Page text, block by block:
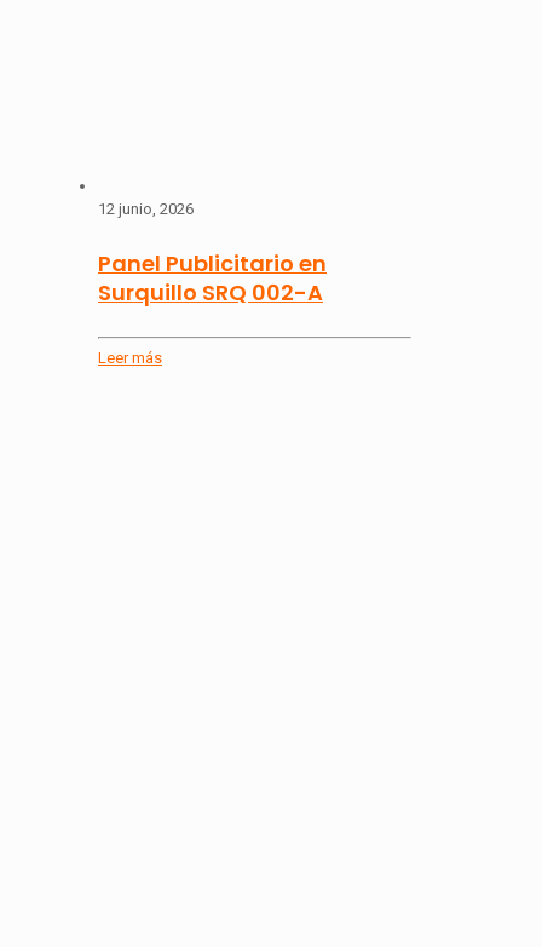
12 junio, 2026
Panel Publicitario en
Surquillo SRQ 002-A
Leer más